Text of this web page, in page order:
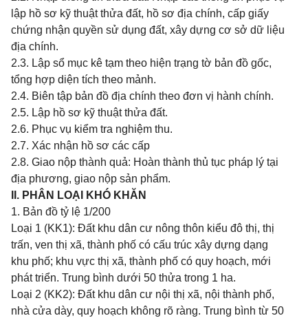
lập hồ sơ kỹ thuật thửa đất, hồ sơ địa chính, cấp giấy
chứng nhận quyền sử dụng đất, xây dựng cơ sở dữ liệu
địa chính.
2.3. Lập sổ mục kê tạm theo hiện trạng tờ bản đồ gốc,
tổng hợp diện tích theo mảnh.
2.4. Biên tập bản đồ địa chính theo đơn vị hành chính.
2.5. Lập hồ sơ kỹ thuật thửa đất.
2.6. Phục vụ kiểm tra nghiệm thu.
2.7. Xác nhận hồ sơ các cấp
2.8. Giao nộp thành quả: Hoàn thành thủ tục pháp lý tại
địa phương, giao nộp sản phẩm.
II. PHÂN LOẠI KHÓ KHĂN
1. Bản đồ tỷ lệ 1/200
Loại 1 (KK1): Đất khu dân cư nông thôn kiểu đô thị, thị
trấn, ven thị xã, thành phố có cấu trúc xây dựng dạng
khu phố; khu vực thị xã, thành phố có quy hoạch, mới
phát triển. Trung bình dưới 50 thửa trong 1 ha.
Loại 2 (KK2): Đất khu dân cư nội thị xã, nội thành phố,
nhà cửa dày, quy hoạch không rõ ràng. Trung bình từ 50